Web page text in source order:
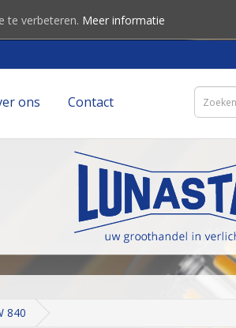
te verbeteren. Meer informatie
ons Contact
840